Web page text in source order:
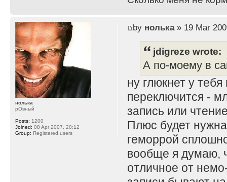
by нолька» 19 Mar
jdigreze wrote:
А по-моему в
ну глюкнет у
переключится -
запись или
Плюс будет
геморрой
вообще я думаю,
отличное от
нолька
рОвный
Posts: 1200
Joined: 08 Apr 2007, 20:12
Group: Registered users